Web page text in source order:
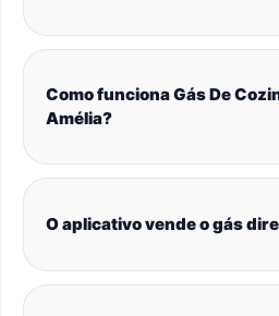
Como funciona Gás De
Amélia?
O aplicativo vende o gás